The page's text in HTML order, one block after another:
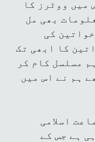
میں ووٹرز کا
بھی مل
کی
کا ابھی تک
مسلسل کام کر
ہم نے اس میں
اسلامی
ہے جس کے